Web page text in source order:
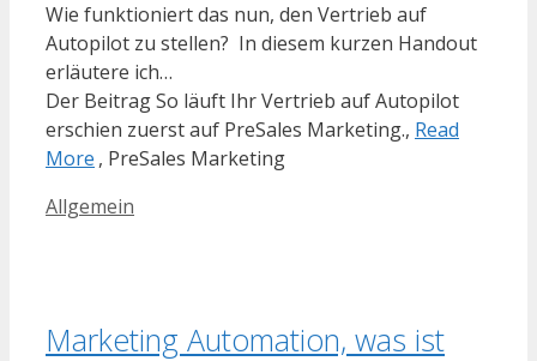
Wie funktioniert das nun, den Vertrieb auf
Autopilot zu stellen? In diesem kurzen Handout
erläutere ich…
Der Beitrag So läuft Ihr Vertrieb auf Autopilot
erschien zuerst auf PreSales Marketing., Read
More , PreSales Marketing
Kategorien
Allgemein
Marketing Automation, was ist